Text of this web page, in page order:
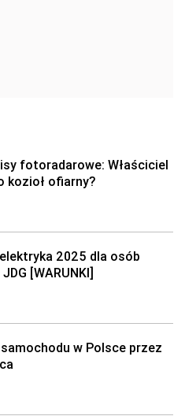
fotoradarowe: Właściciel
kozioł ofiarny?
2025 dla osób
[WARUNKI]
w Polsce przez